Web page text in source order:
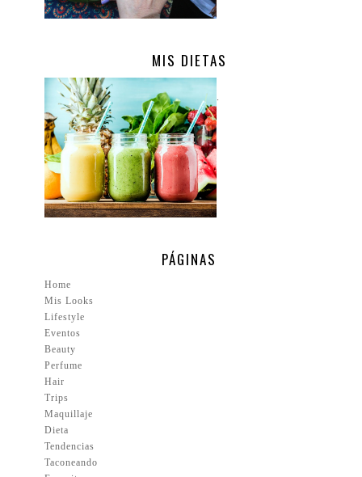
MIS DIETAS
.
PÁGINAS
Home
Mis Looks
Lifestyle
Eventos
Beauty
Perfume
Hair
Trips
Maquillaje
Dieta
Tendencias
Taconeando